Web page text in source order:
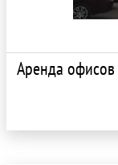
Аренда офисов